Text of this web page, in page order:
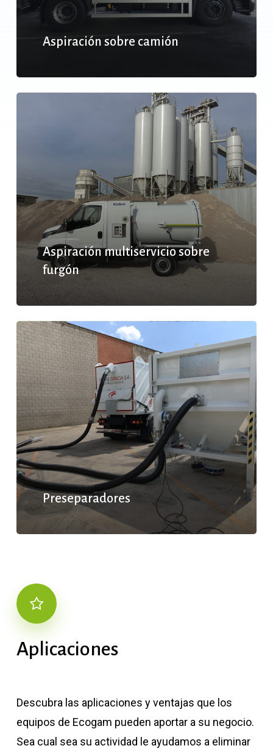
Aspiración sobre camión
Aspiración multiservicio sobre
furgón
Preseparadores
Aplicaciones
Descubra las aplicaciones y ventajas que los
equipos de Ecogam pueden aportar a su negocio.
Sea cual sea su actividad le ayudamos a eliminar